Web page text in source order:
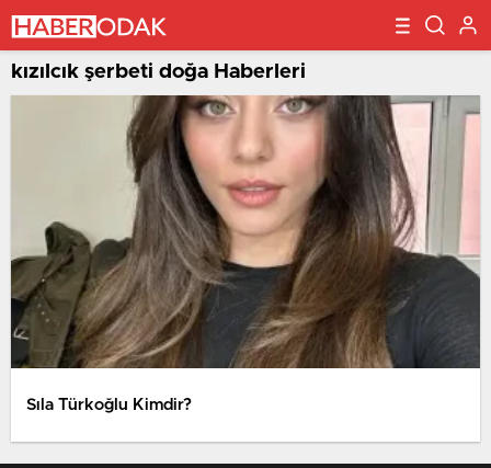
kızılcık şerbeti doğa Haberleri
Sıla Türkoğlu Kimdir?